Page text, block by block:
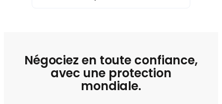
Négociez en toute confiance,
avec une protection
mondiale.